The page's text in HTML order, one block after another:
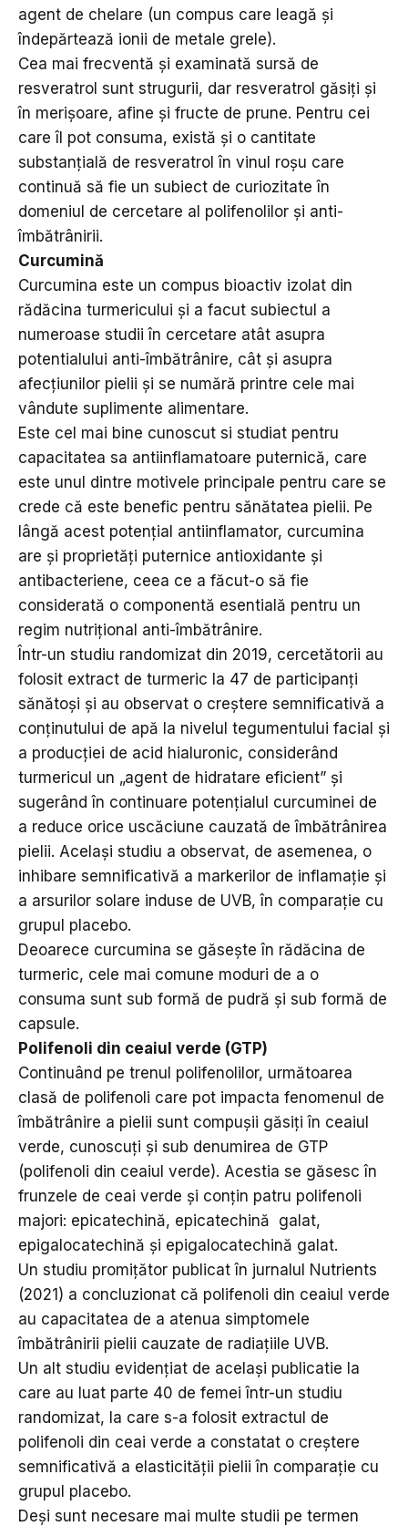
agent de chelare (un compus care leagă și
îndepărtează ionii de metale grele).
Cea mai frecventă și examinată sursă de
resveratrol sunt strugurii, dar resveratrol găsiți și
în merișoare, afine și fructe de prune. Pentru cei
care îl pot consuma, există și o cantitate
substanțială de resveratrol în vinul roșu care
continuă să fie un subiect de curiozitate în
domeniul de cercetare al polifenolilor și anti-
îmbătrânirii.
Curcumină
Curcumina este un compus bioactiv izolat din
rădăcina turmericului și a facut subiectul a
numeroase studii în cercetare atât asupra
potentialului anti-îmbătrânire, cât și asupra
afecțiunilor pielii și se numără printre cele mai
vândute suplimente alimentare.
Este cel mai bine cunoscut si studiat pentru
capacitatea sa antiinflamatoare puternică, care
este unul dintre motivele principale pentru care se
crede că este benefic pentru sănătatea pielii. Pe
lângă acest potențial antiinflamator, curcumina
are și proprietăți puternice antioxidante și
antibacteriene, ceea ce a făcut-o să fie
considerată o componentă esentială pentru un
regim nutrițional anti-îmbătrânire.
Într-un studiu randomizat din 2019, cercetătorii au
folosit extract de turmeric la 47 de participanți
sănătoși și au observat o creștere semnificativă a
conținutului de apă la nivelul tegumentului facial și
a producției de acid hialuronic, considerând
turmericul un „agent de hidratare eficient” și
sugerând în continuare potențialul curcuminei de
a reduce orice uscăciune cauzată de îmbătrânirea
pielii. Același studiu a observat, de asemenea, o
inhibare semnificativă a markerilor de inflamație și
a arsurilor solare induse de UVB, în comparație cu
grupul placebo.
Deoarece curcumina se găsește în rădăcina de
turmeric, cele mai comune moduri de a o
consuma sunt sub formă de pudră și sub formă de
capsule.
Polifenoli din ceaiul verde (GTP)
Continuând pe trenul polifenolilor, următoarea
clasă de polifenoli care pot impacta fenomenul de
îmbătrânire a pielii sunt compușii găsiți în ceaiul
verde, cunoscuți și sub denumirea de GTP
(polifenoli din ceaiul verde). Acestia se găsesc în
frunzele de ceai verde și conțin patru polifenoli
majori: epicatechină, epicatechină galat,
epigalocatechină și epigalocatechină galat.
Un studiu promițător publicat în jurnalul Nutrients
(2021) a concluzionat că polifenoli din ceaiul verde
au capacitatea de a atenua simptomele
îmbătrânirii pielii cauzate de radiațiile UVB.
Un alt studiu evidențiat de același publicatie la
care au luat parte 40 de femei într-un studiu
randomizat, la care s-a folosit extractul de
polifenoli din ceai verde a constatat o creștere
semnificativă a elasticității pielii în comparație cu
grupul placebo.
Deși sunt necesare mai multe studii pe termen